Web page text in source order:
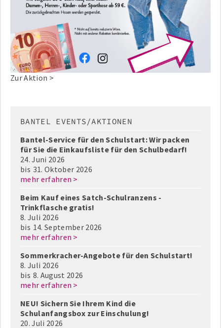
Zur Aktion >
BANTEL EVENTS/AKTIONEN
Bantel-Service für den Schulstart: Wir packen
für Sie die Einkaufsliste für den Schulbedarf!
24. Juni 2026
bis 31. Oktober 2026
mehr erfahren >
Beim Kauf eines Satch-Schulranzens -
Trinkflasche gratis!
8. Juli 2026
bis 14. September 2026
mehr erfahren >
Sommerkracher-Angebote für den Schulstart!
8. Juli 2026
bis 8. August 2026
mehr erfahren >
NEU! Sichern Sie Ihrem Kind die
Schulanfangsbox zur Einschulung!
20. Juli 2026